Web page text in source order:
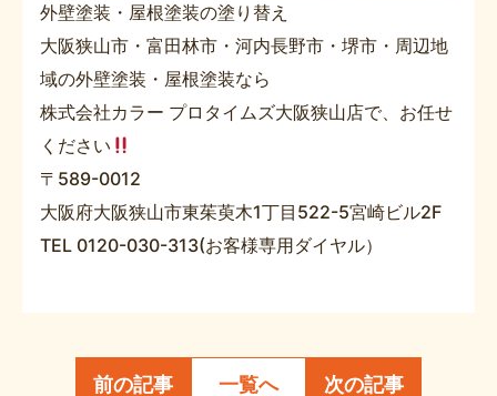
外壁塗装・屋根塗装の塗り替え
大阪狭山市・富田林市・河内長野市・堺市・周辺地
域の外壁塗装・屋根塗装なら
株式会社カラー プロタイムズ大阪狭山店で、お任せ
ください
〒589-0012
大阪府大阪狭山市東茱萸木1丁目522-5宮崎ビル2F
TEL 0120-030-313(お客様専用ダイヤル）
前の記事 一覧へ 次の記事